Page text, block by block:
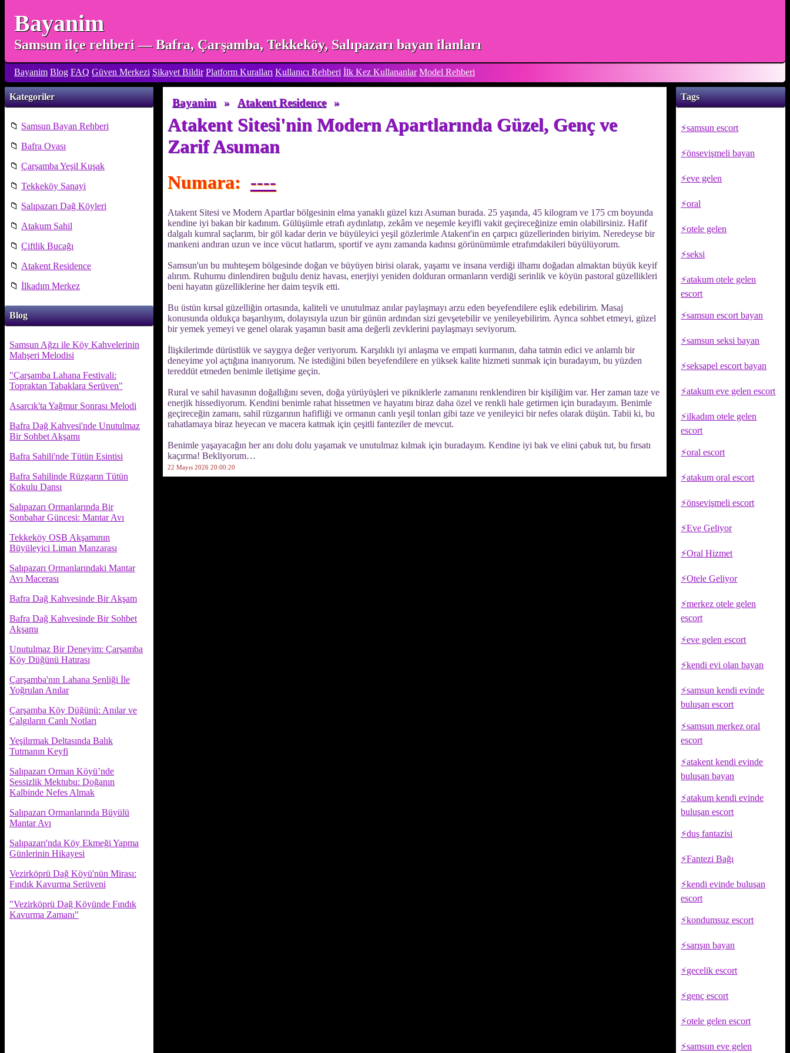
Bayanim
Samsun ilçe rehberi — Bafra, Çarşamba, Tekkeköy, Salıpazarı bayan ilanları
Bayanim Blog FAQ Güven Merkezi Şikayet Bildir Platform Kuralları Kullanıcı Rehberi İlk Kez Kullananlar Model Rehberi
Kategoriler
📁 Samsun Bayan Rehberi
📁 Bafra Ovası
📁 Çarşamba Yeşil Kuşak
📁 Tekkeköy Sanayi
📁 Salıpazarı Dağ Köyleri
📁 Atakum Sahil
📁 Çiftlik Bucağı
📁 Atakent Residence
📁 İlkadım Merkez
Blog
Samsun Ağzı ile Köy Kahvelerinin
Mahşeri Melodisi
"Çarşamba Lahana Festivali:
Topraktan Tabaklara Serüven"
Asarcık'ta Yağmur Sonrası Melodi
Bafra Dağ Kahvesi'nde Unutulmaz
Bir Sohbet Akşamı
Bafra Sahili'nde Tütün Esintisi
Bafra Sahilinde Rüzgarın Tütün
Kokulu Dansı
Salıpazarı Ormanlarında Bir
Sonbahar Güncesi: Mantar Avı
Tekkeköy OSB Akşamının
Büyüleyici Liman Manzarası
Salıpazarı Ormanlarındaki Mantar
Avı Macerası
Bafra Dağ Kahvesinde Bir Akşam
Bafra Dağ Kahvesinde Bir Sohbet
Akşamı
Unutulmaz Bir Deneyim: Çarşamba
Köy Düğünü Hatırası
Çarşamba'nın Lahana Şenliği İle
Yoğrulan Anılar
Çarşamba Köy Düğünü: Anılar ve
Çalgıların Canlı Notları
Yeşilırmak Deltasında Balık
Tutmanın Keyfi
Salıpazarı Orman Köyü’nde
Sessizlik Mektubu: Doğanın
Kalbinde Nefes Almak
Salıpazarı Ormanlarında Büyülü
Mantar Avı
Salıpazarı'nda Köy Ekmeği Yapma
Günlerinin Hikayesi
Vezirköprü Dağ Köyü'nün Mirası:
Fındık Kavurma Serüveni
"Vezirköprü Dağ Köyünde Fındık
Kavurma Zamanı"
Tags
samsun escort
önsevişmeli bayan
eve gelen
oral
otele gelen
seksi
atakum otele gelen
escort
samsun escort bayan
samsun seksi bayan
seksapel escort bayan
atakum eve gelen escort
ilkadım otele gelen
escort
oral escort
atakum oral escort
önsevişmeli escort
Eve Geliyor
Oral Hizmet
Otele Geliyor
merkez otele gelen
escort
eve gelen escort
kendi evi olan bayan
samsun kendi evinde
buluşan escort
samsun merkez oral
escort
atakent kendi evinde
buluşan bayan
atakum kendi evinde
buluşan escort
duş fantazisi
Fantezi Bağı
kendi evinde buluşan
escort
kondumsuz escort
sarışın bayan
gecelik escort
genç escort
otele gelen escort
samsun eve gelen
Bayanim » Atakent Residence »
Atakent Sitesi'nin Modern Apartlarında Güzel, Genç ve
Zarif Asuman
Numara: ----
Atakent Sitesi ve Modern Apartlar bölgesinin elma yanaklı güzel kızı Asuman burada. 25 yaşında, 45 kilogram ve 175 cm boyunda
kendine iyi bakan bir kadınım. Gülüşümle etrafı aydınlatıp, zekâm ve neşemle keyifli vakit geçireceğinize emin olabilirsiniz. Hafif
dalgalı kumral saçlarım, bir göl kadar derin ve büyüleyici yeşil gözlerimle Atakent'in en çarpıcı güzellerinden biriyim. Neredeyse bir
mankeni andıran uzun ve ince vücut hatlarım, sportif ve aynı zamanda kadınsı görünümümle etrafımdakileri büyülüyorum.
Samsun'un bu muhteşem bölgesinde doğan ve büyüyen birisi olarak, yaşamı ve insana verdiği ilhamı doğadan almaktan büyük keyif
alırım. Ruhumu dinlendiren buğulu deniz havası, enerjiyi yeniden dolduran ormanların verdiği serinlik ve köyün pastoral güzellikleri
beni hayatın güzelliklerine her daim teşvik etti.
Bu üstün kırsal güzelliğin ortasında, kaliteli ve unutulmaz anılar paylaşmayı arzu eden beyefendilere eşlik edebilirim. Masaj
konusunda oldukça başarılıyım, dolayısıyla uzun bir günün ardından sizi gevşetebilir ve yenileyebilirim. Ayrıca sohbet etmeyi, güzel
bir yemek yemeyi ve genel olarak yaşamın basit ama değerli zevklerini paylaşmayı seviyorum.
İlişkilerimde dürüstlük ve saygıya değer veriyorum. Karşılıklı iyi anlaşma ve empati kurmanın, daha tatmin edici ve anlamlı bir
deneyime yol açtığına inanıyorum. Ne istediğini bilen beyefendilere en yüksek kalite hizmeti sunmak için buradayım, bu yüzden
tereddüt etmeden benimle iletişime geçin.
Rural ve sahil havasının doğallığını seven, doğa yürüyüşleri ve pikniklerle zamanını renklendiren bir kişiliğim var. Her zaman taze ve
enerjik hissediyorum. Kendini benimle rahat hissetmen ve hayatını biraz daha özel ve renkli hale getirmen için buradayım. Benimle
geçireceğin zamanı, sahil rüzgarının hafifliği ve ormanın canlı yeşil tonları gibi taze ve yenileyici bir nefes olarak düşün. Tabii ki, bu
rahatlamaya biraz heyecan ve macera katmak için çeşitli fanteziler de mevcut.
Benimle yaşayacağın her anı dolu dolu yaşamak ve unutulmaz kılmak için buradayım. Kendine iyi bak ve elini çabuk tut, bu fırsatı
kaçırma! Bekliyorum…
22 Mayıs 2026 20:00:20